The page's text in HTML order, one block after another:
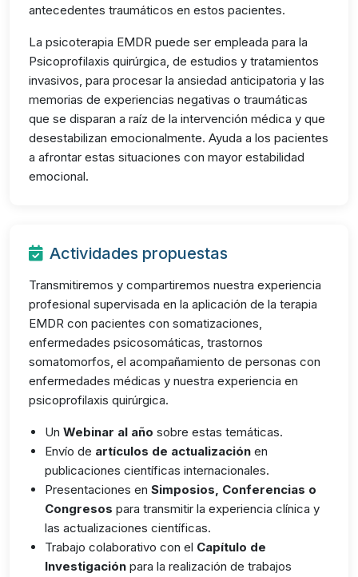
antecedentes traumáticos en estos pacientes.
La psicoterapia EMDR puede ser empleada para la
Psicoprofilaxis quirúrgica, de estudios y tratamientos
invasivos, para procesar la ansiedad anticipatoria y las
memorias de experiencias negativas o traumáticas
que se disparan a raíz de la intervención médica y que
desestabilizan emocionalmente. Ayuda a los pacientes
a afrontar estas situaciones con mayor estabilidad
emocional.
Actividades propuestas
Transmitiremos y compartiremos nuestra experiencia
profesional supervisada en la aplicación de la terapia
EMDR con pacientes con somatizaciones,
enfermedades psicosomáticas, trastornos
somatomorfos, el acompañamiento de personas con
enfermedades médicas y nuestra experiencia en
psicoprofilaxis quirúrgica.
Un Webinar al año sobre estas temáticas.
Envío de artículos de actualización en
publicaciones científicas internacionales.
Presentaciones en Simposios, Conferencias o
Congresos para transmitir la experiencia clínica y
las actualizaciones científicas.
Trabajo colaborativo con el Capítulo de
Investigación para la realización de trabajos